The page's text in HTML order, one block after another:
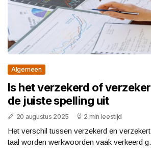
Algemeen
Is het verzekerd of
de juiste spelling uit
20 augustus 2025 2 min leestijd
Het verschil tussen verzekerd en
taal worden werkwoorden vaak verkeerd